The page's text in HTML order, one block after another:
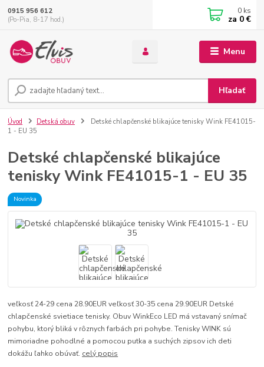
Menu
Hľadať
0915 956 612
(Po-Pia, 8-17 hod.)
0 ks
za 0 €
Úvod Detská obuv
Detské chlapčenské blikajúce tenisky Wink FE41015-
1 - EU 35
Detské chlapčenské blikajúce
tenisky Wink FE41015-1 - EU 35
Novinka
veľkosť 24-29 cena 28.90EUR veľkosť 30-35 cena 29.90EUR Detské
chlapčenské svietiace tenisky. Obuv WinkEco LED má vstavaný snímač
pohybu, ktorý bliká v rôznych farbách pri pohybe. Tenisky WINK sú
mimoriadne pohodlné a pomocou putka a suchých zipsov ich deti
dokážu ľahko obúvať. celý popis